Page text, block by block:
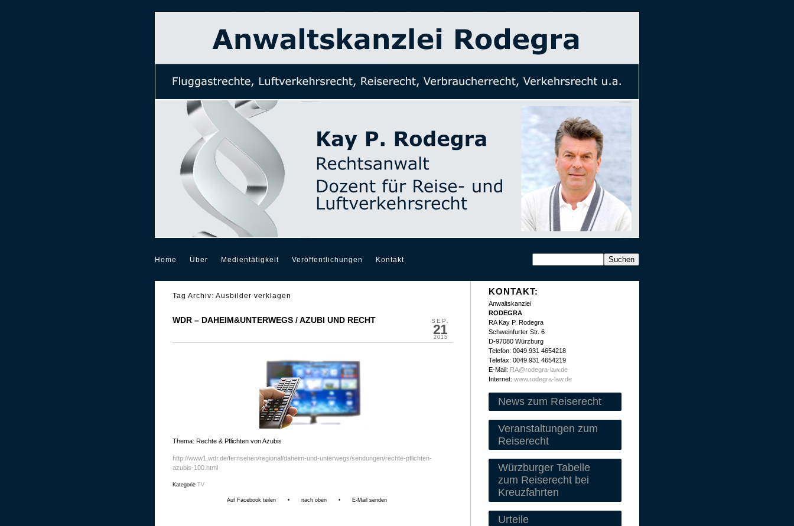
Home Über Medientätigkeit Veröffentlichungen Kontakt
Tag Archiv: Ausbilder verklagen
SEP.
21
2015
WDR – DAHEIM&UNTERWEGS / AZUBI UND RECHT
Thema: Rechte & Pflichten von Azubis
http://www1.wdr.de/fernsehen/regional/daheim-und-unterwegs/sendungen/rechte-pflichten-
azubis-100.html
Kategorie TV
Auf Facebook teilen • nach oben • E-Mail senden
KONTAKT:
Anwaltskanzlei
RODEGRA
RA Kay P. Rodegra
Schweinfurter Str. 6
D-97080 Würzburg
Telefon: 0049 931 4654218
Telefax: 0049 931 4654219
E-Mail: RA@rodegra-law.de
Internet: www.rodegra-law.de
News zum Reiserecht
Veranstaltungen zum
Reiserecht
Würzburger Tabelle
zum Reiserecht bei
Kreuzfahrten
Urteile